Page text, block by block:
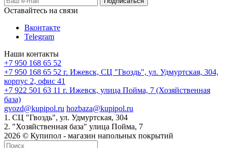
Оставайтесь на связи
Вконтакте
Telegram
Наши контакты
+7 950 168 65 52
+7 950 168 65 52 г. Ижевск, СЦ "Гвоздь", ул. Удмуртская, 304,
корпус 2, офис 41
+7 922 501 63 11 г. Ижевск, улица Пойма, 7 (Хозяйственная
база)
gvozd@kupipol.ru hozbaza@kupipol.ru
1. СЦ "Гвоздь", ул. Удмуртская, 304
2. "Хозяйственная база" улица Пойма, 7
2026 © Купипол - магазин напольных покрытий